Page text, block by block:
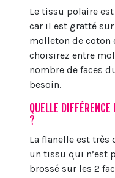
Le tissu polaire
car il est gratté sur
molleton de coton
choisirez entre
nombre de faces
besoin.
QUELLE
?
La flanelle est très
un tissu qui n’est
brossé sur les 2